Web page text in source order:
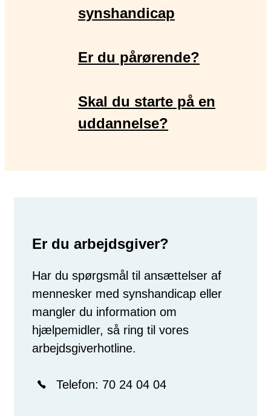
synshandicap
Er du pårørende?
Skal du starte på en
uddannelse?
Er du arbejdsgiver?
Har du spørgsmål til ansættelser af
mennesker med synshandicap eller
mangler du information om
hjælpemidler, så ring til vores
arbejdsgiverhotline.
Telefon: 70 24 04 04